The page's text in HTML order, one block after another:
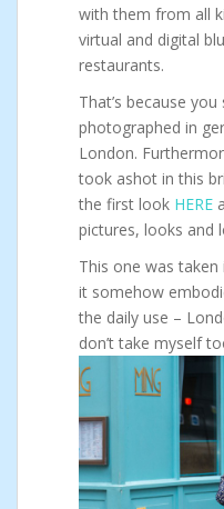
with them from all
virtual and digital
restaurants.
That’s because
photographed in
London.
took ashot in this
the first look HERE
pictures, looks and
This one was
it somehow
the daily use –
don’t take myself